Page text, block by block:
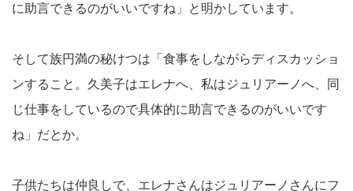
に助言できるのがいいですね」と明かしています。
そして族円満の秘けつは「食事をしながらディスカッショ
ンすること。久美子はエレナへ、私はジュリアーノへ、同
じ仕事をしているので具体的に助言できるのがいいです
ね」だとか。
子供たちは仲良しで、エレナさんはジュリアーノさんにフ